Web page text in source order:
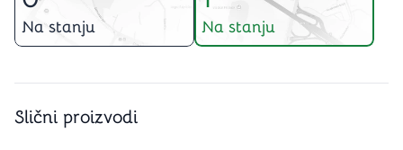
Na stanju Na stanju
Slični proizvodi